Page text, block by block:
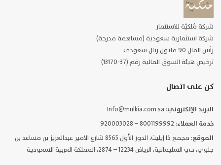
شركة مُلكيّة للاستثمار
شركة استثمارية سعودية (مساهمة مدرجة)
رأس المال 90 مليون ريال سعودي
ترخيص هيئة السوق المالية رقم (37-13170)
كن على اتصال
البريد الإلكتروني: Info@mulkia.com.sa
خدمة العملاء: 8001199992 – 920003028
الموقع
: مجمع ذا إيليت، الدور الأول 8565 شارع الامير عبدالعزيز بن مساعد بن
جلوي، حي السليمانية، الرياض 12234 – 2874، المملكة العربية السعودية